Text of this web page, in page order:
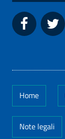
Home
Note legali